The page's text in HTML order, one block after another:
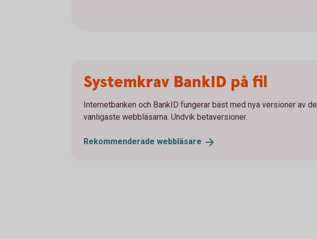
Systemkrav BankID på fil
Internetbanken och BankID fungerar bäst med nya versioner av de
vanligaste webbläsarna. Undvik betaversioner.
Rekommenderade webbläsare